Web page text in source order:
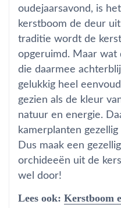
oudejaarsavond, is
kerstboom de deur
traditie wordt de
opgeruimd. Maar wat
die daarmee
gelukkig heel
gezien als de kleur
natuur en energie.
kamerplanten
Dus maak een
orchideeën uit de
wel door!
Lees ook: Kerstboom